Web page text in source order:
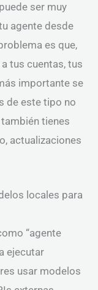
ser muy
agente desde
es que,
tus cuentas, tus
importante se
de este tipo no
tienes
actualizaciones
locales para
“agente
ejecutar
usar modelos